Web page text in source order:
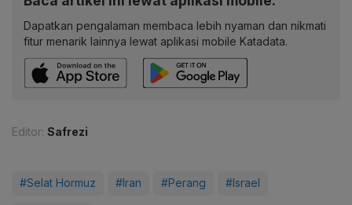
Dapatkan pengalaman membaca lebih nyaman dan nikmati
fitur menarik lainnya lewat aplikasi mobile Katadata.
Editor: Safrezi
#Selat Hormuz #Iran #Perang #Israel